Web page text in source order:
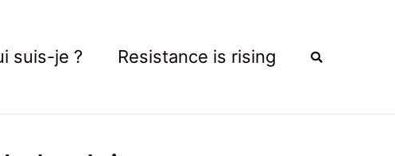
suis-je ? Resistance is rising